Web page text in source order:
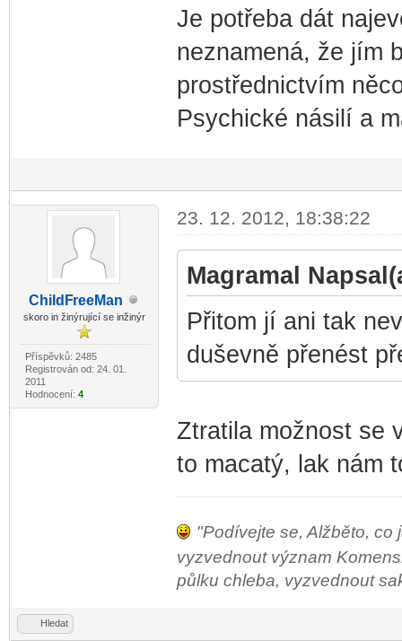
Je potřeba dát
neznamená, že jím
prostřednictvím
Psychické násilí a
ChildFreeMan
skoro in žinýrující se inžinýr
Příspěvků: 2485
Registrován od: 24. 01.
2011
Hodnocení: 4
23. 12. 2012, 18:38:22
Magramal
Přitom jí ani tak
duševně přenést
Ztratila možnost se
to macatý, lak nám
"Podívejte se, Alžběto, co
vyzvednout význam
půlku chleba, vyzvednout
Hledat